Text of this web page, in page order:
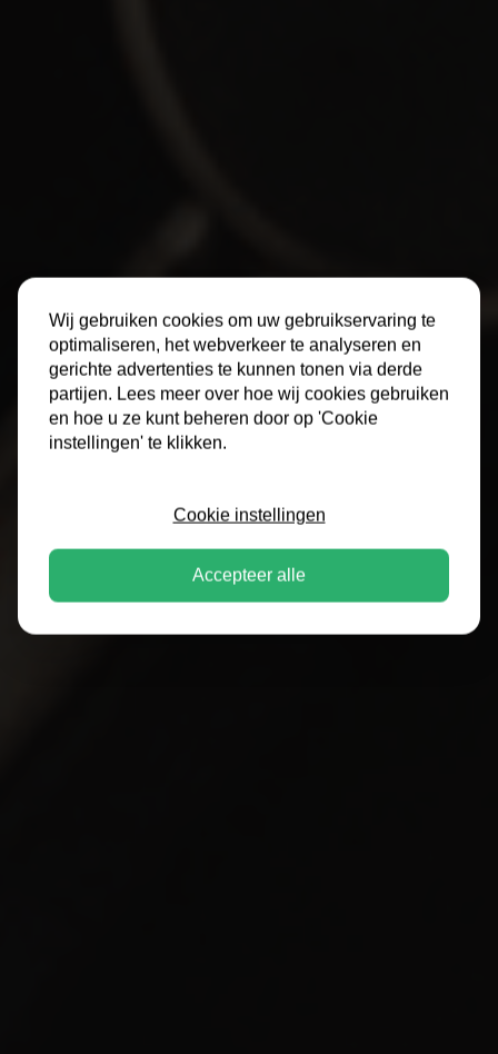
Wij gebruiken cookies om uw gebruikservaring te
optimaliseren, het webverkeer te analyseren en
gerichte advertenties te kunnen tonen via derde
partijen. Lees meer over hoe wij cookies gebruiken
en hoe u ze kunt beheren door op 'Cookie
instellingen' te klikken.
Cookie instellingen
Accepteer alle